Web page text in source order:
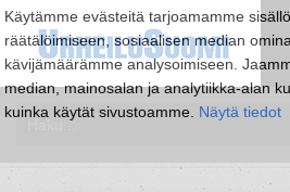
Käytämme evästeitä tarjoamamme
räätälöimiseen, sosiaalisen median
kävijämäärämme analysoimiseen.
median, mainosalan ja analytiikka-alan
kuinka käytät sivustoamme. Näytä tiedot